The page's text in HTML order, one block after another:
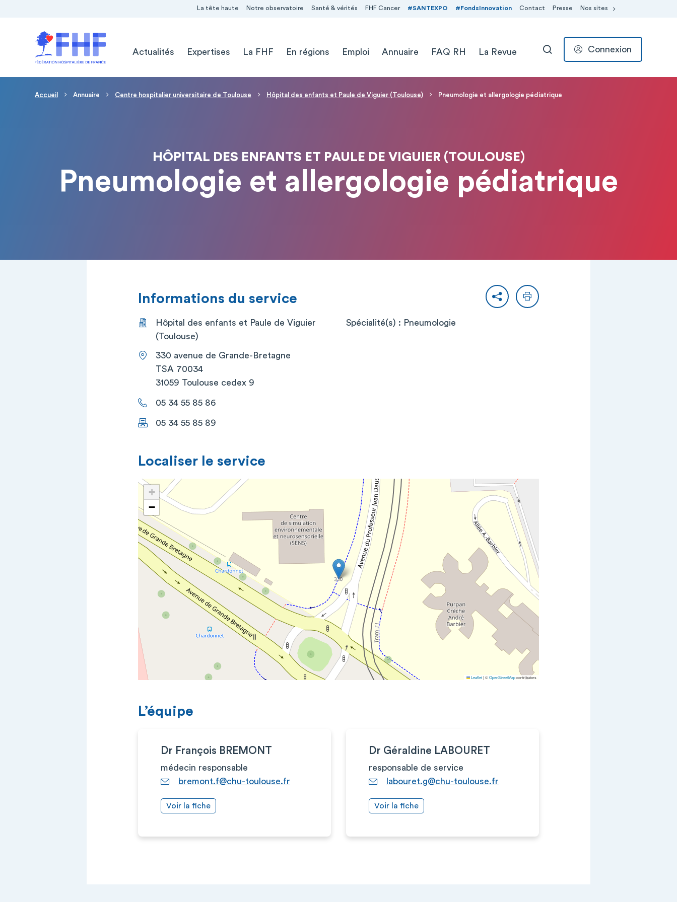
La tête haute Notre observatoire Santé & vérités FHF Cancer #SANTEXPO #FondsInnovation Contact Presse Nos sites
Actualités
Expertises La FHF En régions Emploi Annuaire FAQ RH La Revue RECHERCHER
Connexion
Fil d'Ariane
Accueil Annuaire Centre hospitalier universitaire de Toulouse Hôpital des enfants et Paule de Viguier (Toulouse) Pneumologie et allergologie pédiatrique
HÔPITAL DES ENFANTS ET PAULE DE VIGUIER (TOULOUSE)
Pneumologie et allergologie pédiatrique
PartagerImprimer
Informations du service
Hôpital des enfants et Paule de Viguier
(Toulouse)
330 avenue de Grande-Bretagne
TSA 70034
31059 Toulouse cedex 9
05 34 55 85 86
05 34 55 85 89
Spécialité(s) : Pneumologie
Localiser le service
+
−
Leaflet|©OpenStreetMapcontributors
L’équipe
Dr François BREMONT
médecin responsable
bremont.f@chu-toulouse.fr
Voir la fiche
Dr Géraldine LABOURET
responsable de service
labouret.g@chu-toulouse.fr
Voir la fiche